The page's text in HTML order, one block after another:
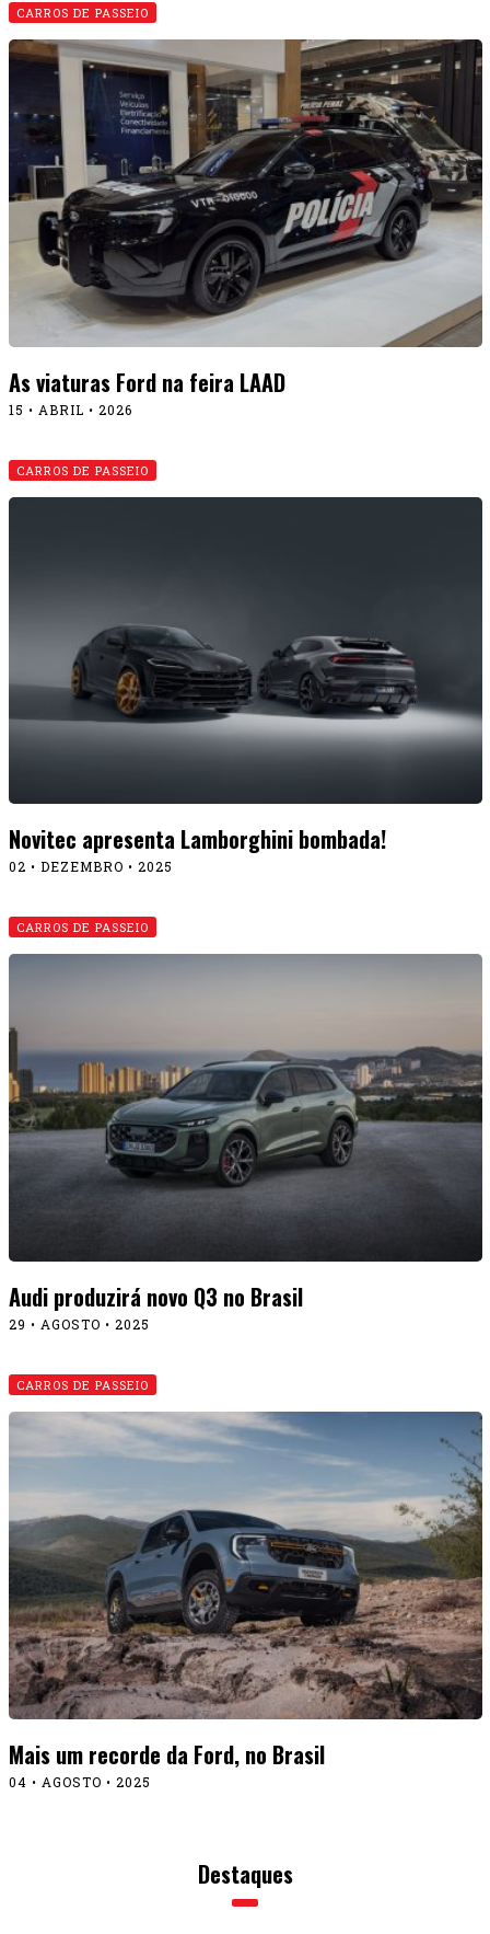
CARROS DE PASSEIO
As viaturas Ford na feira LAAD
15 • ABRIL • 2026
CARROS DE PASSEIO
Novitec apresenta Lamborghini bombada!
02 • DEZEMBRO • 2025
CARROS DE PASSEIO
Audi produzirá novo Q3 no Brasil
29 • AGOSTO • 2025
CARROS DE PASSEIO
Mais um recorde da Ford, no Brasil
04 • AGOSTO • 2025
Destaques